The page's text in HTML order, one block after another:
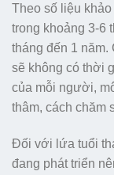
Theo số liệu
trong khoảng 3-6
tháng đến 1 năm.
sẽ không có thời
của mỗi người,
thâm, cách chăm
Đối với lứa tuổi
đang phát triển